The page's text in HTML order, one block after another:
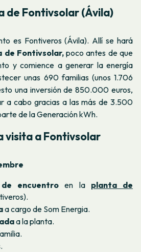
de Fontivsolar (Ávila)
es Fontiveros (Ávila). Allí se hará
de Fontivsolar,poco antes de que
y comience a generar la energía
unas 690 familias (unos 1.706
una inversión de 850.000 euros,
a cabo gracias a las más de 3.500
de la Generación kWh.
visita a Fontivsolar
encuentro en la planta de
a cargo de Som Energia.
a la planta.